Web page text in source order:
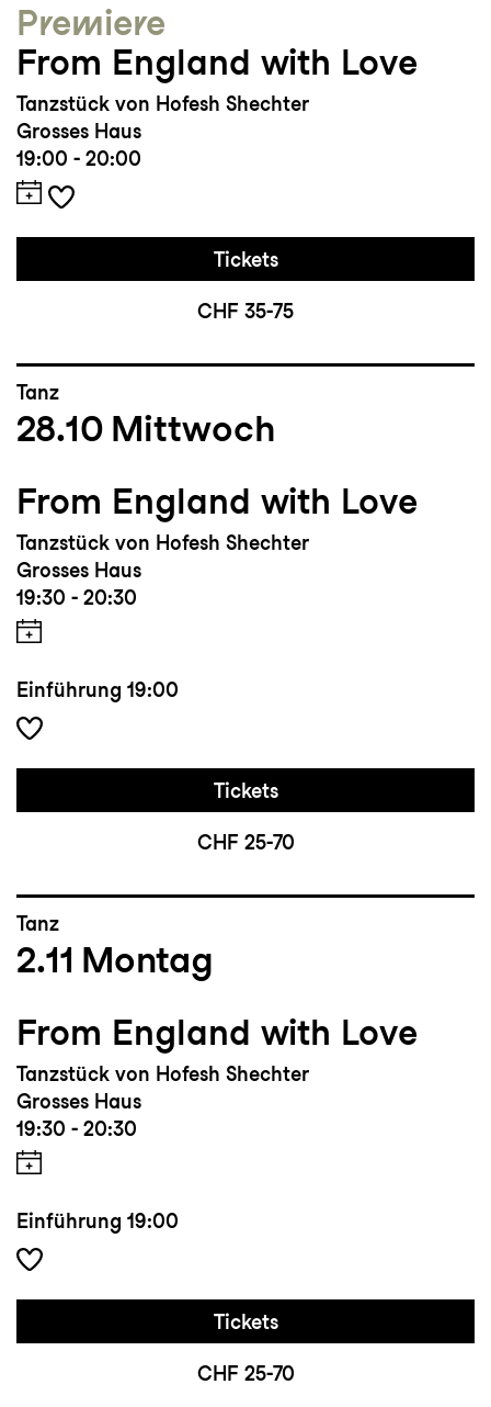
La Putika
Studium/Ausbildung: DAF – Dance Arts
Faculty Rom
Auszeichnungen und Sonstiges: 2. Platz
beim International Solo Tanzwettbewerb im
Rahmen des Internationalen Solo Tanz
Theater Festivals Stuttgart
Premiere
From England with Love
Tanzstück von Hofesh Shechter
Grosses Haus
19:00 - 20:00
Tickets
CHF 35-75
Tanz
28.10 Mittwoch
From England with Love
Tanzstück von Hofesh Shechter
Grosses Haus
19:30 - 20:30
Einführung 19:00
Tickets
CHF 25-70
Tanz
2.11 Montag
From England with Love
Tanzstück von Hofesh Shechter
Grosses Haus
19:30 - 20:30
Einführung 19:00
Tickets
CHF 25-70